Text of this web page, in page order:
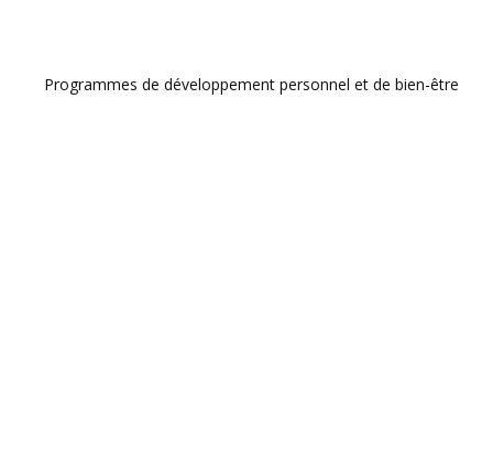
Programmes de développement personnel et de bien-être